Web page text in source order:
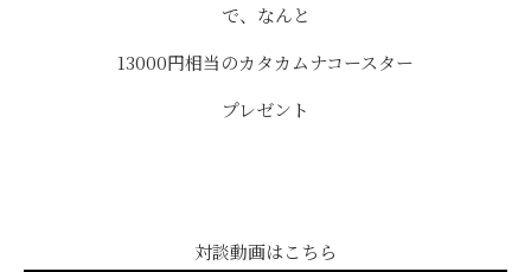
で、なんと
13000円相当のカタカムナコースター
プレゼント
対談動画はこちら